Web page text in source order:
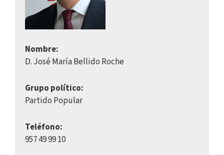
Nombre:
D. José María Bellido Roche
Grupo político:
Partido Popular
Teléfono:
957 49 99 10